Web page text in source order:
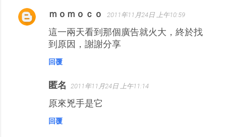
ｍｏｍｏｃｏ 2011年11月24日 上午10:59
這一兩天看到那個廣告就火大，終於找
到原因，謝謝分享
回覆
匿名 2011年11月24日 上午11:14
原來兇手是它
回覆